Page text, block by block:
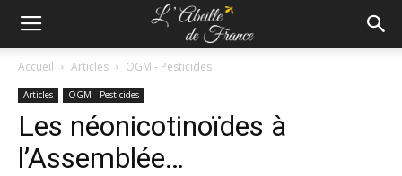
Accueil Articles OGM - Pesticides
Articles OGM - Pesticides
Les néonicotinoïdes à
l’Assemblée…